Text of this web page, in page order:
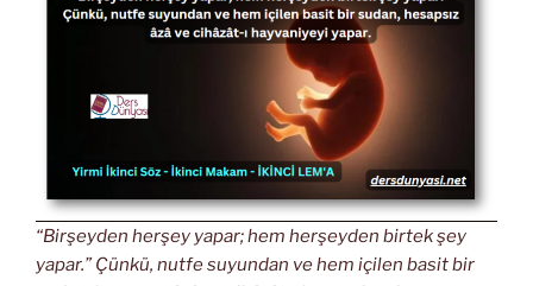
“Birşeyden herşey yapar; hem herşeyden birtek şey
yapar.” Çünkü, nutfe suyundan ve hem içilen basit bir